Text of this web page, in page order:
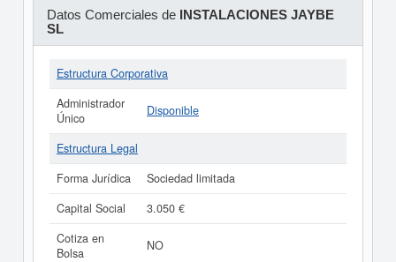
Datos Comerciales de INSTALACIONES JAYBE
SL
Estructura Corporativa
Administrador
Único
Disponible
Estructura Legal
Forma Jurídica
Sociedad limitada
Capital Social
3.050 €
Cotiza en
Bolsa
NO